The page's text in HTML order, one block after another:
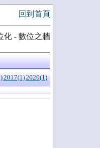
回到首頁
化 - 數位之牆
2017(1)2020(1)